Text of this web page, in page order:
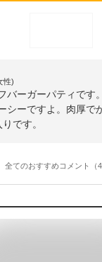
性)
バーガーパティです
シーですよ。肉厚で
です。
全てのおすすめコメント（4